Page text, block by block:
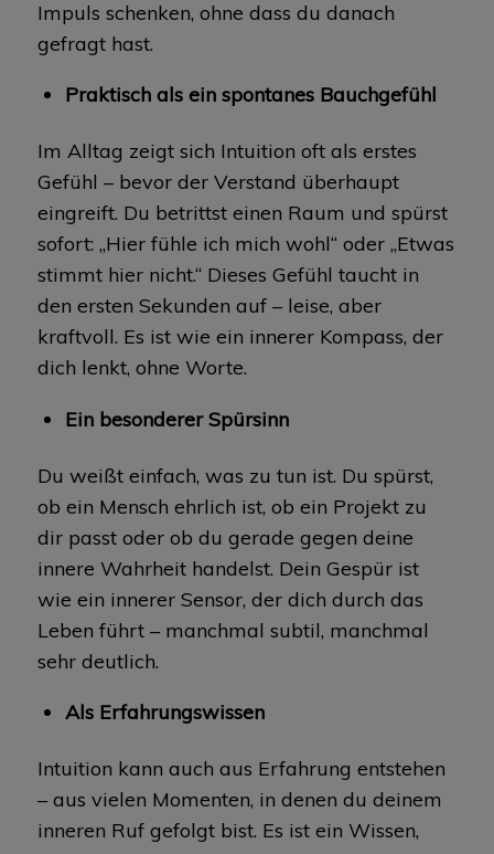
Impuls schenken, ohne dass du danach
gefragt hast.
Praktisch als ein spontanes Bauchgefühl
Im Alltag zeigt sich Intuition oft als erstes
Gefühl – bevor der Verstand überhaupt
eingreift. Du betrittst einen Raum und spürst
sofort: „Hier fühle ich mich wohl“ oder „Etwas
stimmt hier nicht.“ Dieses Gefühl taucht in
den ersten Sekunden auf – leise, aber
kraftvoll. Es ist wie ein innerer Kompass, der
dich lenkt, ohne Worte.
Ein besonderer Spürsinn
Du weißt einfach, was zu tun ist. Du spürst,
ob ein Mensch ehrlich ist, ob ein Projekt zu
dir passt oder ob du gerade gegen deine
innere Wahrheit handelst. Dein Gespür ist
wie ein innerer Sensor, der dich durch das
Leben führt – manchmal subtil, manchmal
sehr deutlich.
Als Erfahrungswissen
Intuition kann auch aus Erfahrung entstehen
– aus vielen Momenten, in denen du deinem
inneren Ruf gefolgt bist. Es ist ein Wissen,